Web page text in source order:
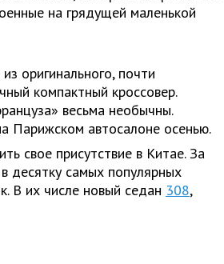
на грядущей маленькой
оригинального, почти
компактный кроссовер.
весьма необычны.
Парижском автосалоне осенью.
свое присутствие в Китае. За
десятку самых популярных
В их числе новый седан 308,